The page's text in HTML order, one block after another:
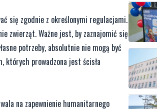
się zgodnie z określonymi regulacjami.
zwierząt. Ważne jest, by zaznajomić się
potrzeby, absolutnie nie mogą być
których prowadzona jest ścisła
na zapewnienie humanitarnego